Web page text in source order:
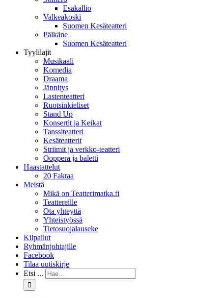
Esakallio
Valkeakoski
Suomen Kesäteatteri
Pälkäne
Suomen Kesäteatteri
Tyylilajit
Musikaali
Komedia
Draama
Jännitys
Lastenteatteri
Ruotsinkieliset
Stand Up
Konsertit ja Keikat
Tanssiteatteri
Kesäteatterit
Striimit ja verkko-teatteri
Ooppera ja baletti
Haastattelut
20 Faktaa
Meistä
Mikä on Teatterimatka.fi
Teattereille
Ota yhteyttä
Yhteistyössä
Tietosuojalauseke
Kilpailut
Ryhmänjohtajille
Facebook
Tilaa uutiskirje
Etsi ...